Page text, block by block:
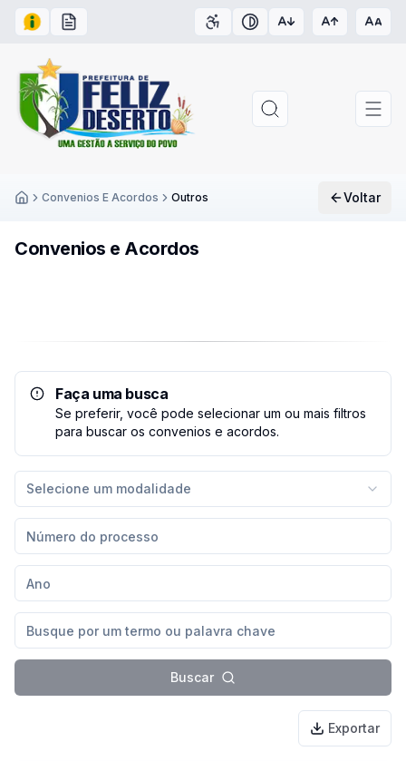
Acesso à Informação
Carta de Serviços Acessibilidade
Contraste
Convenios E Acordos Outros Voltar
Convenios e Acordos
Faça uma busca
Se preferir, você pode selecionar um ou mais filtros
para buscar os convenios e acordos.
Selecione um modalidade
Buscar
Exportar